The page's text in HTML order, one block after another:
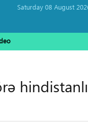
hindistanlı